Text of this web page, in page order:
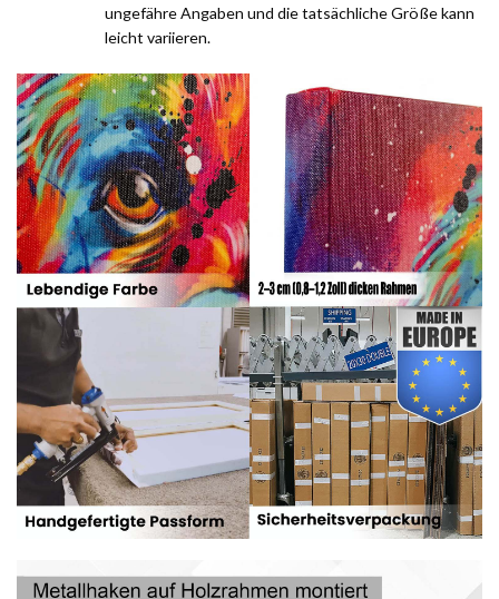
ungefähre Angaben und die tatsächliche Größe kann
leicht variieren.